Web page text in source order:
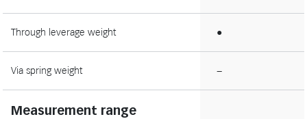
Through leverage weight ●
Via spring weight −
Measurement range